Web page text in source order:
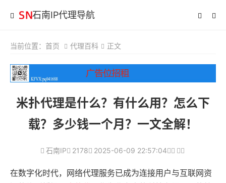
石南IP代理导航
当前位置： 首页 代理百科 正文
米扑代理是什么？有什么用？怎么下
载？多少钱一个月？一文全解！
石南IP 2178 2025-06-09 22:57:04
在数字化时代，网络代理服务已成为连接用户与互联网资